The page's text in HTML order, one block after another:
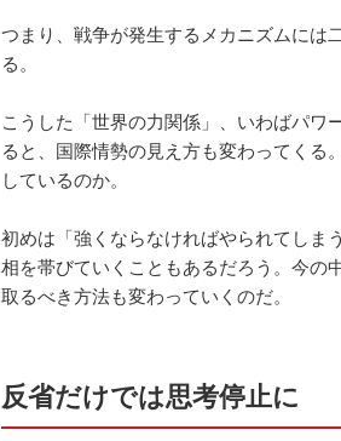
つまり、戦争が発生するメカニズムには
る。
こうした「世界の力関係」、いわばパワ
ると、国際情勢の見え方も変わってくる
しているのか。
初めは「強くならなければやられてしま
相を帯びていくこともあるだろう。今の
取るべき方法も変わっていくのだ。
反省だけでは思考停止に